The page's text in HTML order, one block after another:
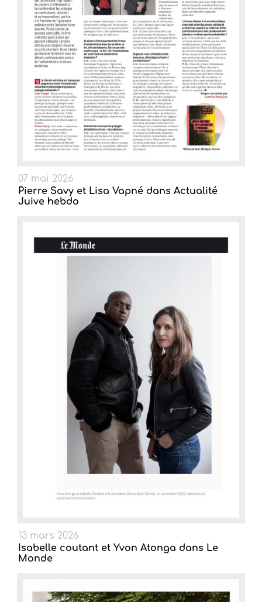
07 mai 2026
Pierre Savy et Lisa Vapné dans Actualité
Juive hebdo
13 mars 2026
Isabelle coutant et Yvon Atonga dans Le
Monde